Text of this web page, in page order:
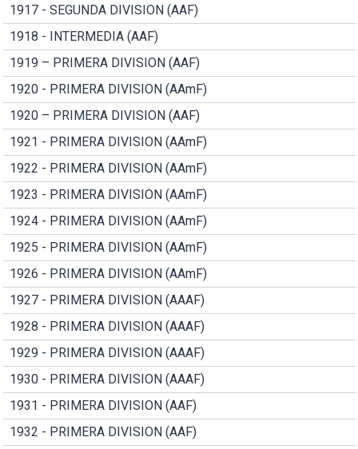
1917 - SEGUNDA DIVISION (AAF)
1918 - INTERMEDIA (AAF)
1919 – PRIMERA DIVISION (AAF)
1920 - PRIMERA DIVISION (AAmF)
1920 – PRIMERA DIVISION (AAF)
1921 - PRIMERA DIVISION (AAmF)
1922 - PRIMERA DIVISION (AAmF)
1923 - PRIMERA DIVISION (AAmF)
1924 - PRIMERA DIVISION (AAmF)
1925 - PRIMERA DIVISION (AAmF)
1926 - PRIMERA DIVISION (AAmF)
1927 - PRIMERA DIVISION (AAAF)
1928 - PRIMERA DIVISION (AAAF)
1929 - PRIMERA DIVISION (AAAF)
1930 - PRIMERA DIVISION (AAAF)
1931 - PRIMERA DIVISION (AAF)
1932 - PRIMERA DIVISION (AAF)